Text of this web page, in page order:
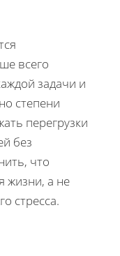
всего
задачи и
степени
перегрузки
без
что
жизни, а не
стресса.